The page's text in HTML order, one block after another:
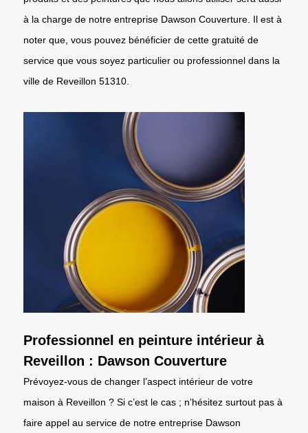
à la charge de notre entreprise Dawson Couverture. Il est à
noter que, vous pouvez bénéficier de cette gratuité de
service que vous soyez particulier ou professionnel dans la
ville de Reveillon 51310.
Professionnel en peinture intérieur à
Reveillon : Dawson Couverture
Prévoyez-vous de changer l’aspect intérieur de votre
maison à Reveillon ? Si c’est le cas ; n’hésitez surtout pas à
faire appel au service de notre entreprise Dawson